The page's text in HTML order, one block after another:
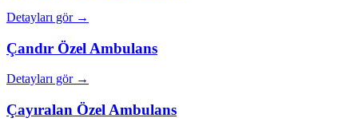
Detayları gör →
Çandır Özel Ambulans
Detayları gör →
Çayıralan Özel Ambulans